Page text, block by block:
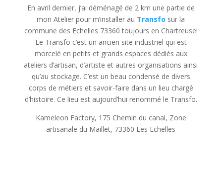
En avril dernier, j’ai déménagé de 2 km une partie de
mon Atelier pour m’installer au Transfo sur la
commune des Echelles 73360 toujours en Chartreuse!
Le Transfo c’est un ancien site industriel qui est
morcelé en petits et grands espaces dédiés aux
ateliers d’artisan, d’artiste et autres organisations ainsi
qu’au stockage. C’est un beau condensé de divers
corps de métiers et savoir-faire dans un lieu chargé
d’histoire. Ce lieu est aujourd’hui renommé le Transfo.
Kameleon Factory, 175 Chemin du canal, Zone
artisanale du Maillet, 73360 Les Echelles